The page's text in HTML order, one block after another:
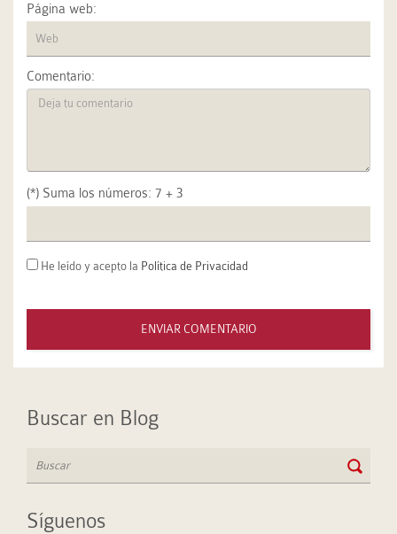
Página web:
Comentario:
(*) Suma los números: 7 + 3
He leído y acepto la Política de Privacidad
Buscar en Blog
Síguenos